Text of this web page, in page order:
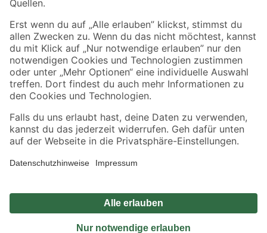
Sicher einkaufen
Jetzt die toom-App herunterladen
Alle Preisangaben in EUR inkl. gesetzl. MwSt.. Die dargestellten Angebote sind unter
Umständen nicht in allen Märkten verfügbar. Die angegebenen Verfügbarkeiten beziehen
Produkte nur solange der Vorrat reicht.
*Paketversand ab 59 € versandkostenfrei, gilt nicht für Artikel mit Speditionsversand, hier
Privatsphäre Impressum
Nutzungsbedingungen
Widerrufsrecht
Vertrag widerrufen